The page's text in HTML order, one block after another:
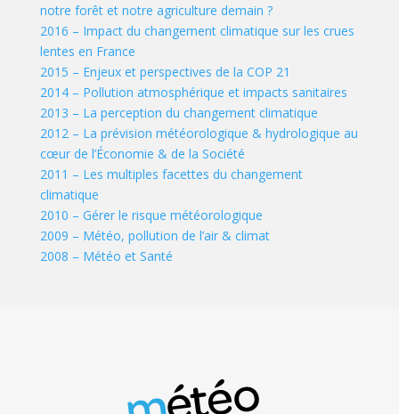
notre forêt et notre agriculture demain ?
2016 – Impact du changement climatique sur les crues
lentes en France
2015 – Enjeux et perspectives de la COP 21
2014 – Pollution atmosphérique et impacts sanitaires
2013 – La perception du changement climatique
2012 – La prévision météorologique & hydrologique au
cœur de l’Économie & de la Société
2011 – Les multiples facettes du changement
climatique
2010 – Gérer le risque météorologique
2009 – Météo, pollution de l’air & climat
2008 – Météo et Santé